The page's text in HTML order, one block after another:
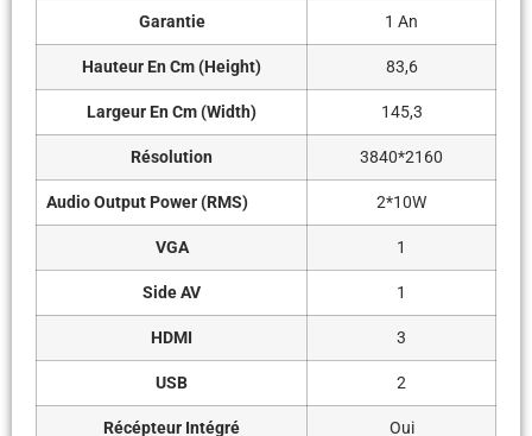
Garantie 1 An
Hauteur En Cm (Height) 83,6
Largeur En Cm (Width) 145,3
Résolution 3840*2160
Audio Output Power (RMS) 2*10W
VGA 1
Side AV 1
HDMI 3
USB 2
Récépteur Intégré Oui